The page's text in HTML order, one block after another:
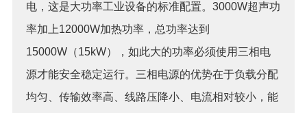
电，这是大功率工业设备的标准配置。3000W超声功
率加上12000W加热功率，总功率达到
15000W（15kW），如此大的功率必须使用三相电
源才能安全稳定运行。三相电源的优势在于负载分配
均匀、传输效率高、线路压降小、电流相对较小，能